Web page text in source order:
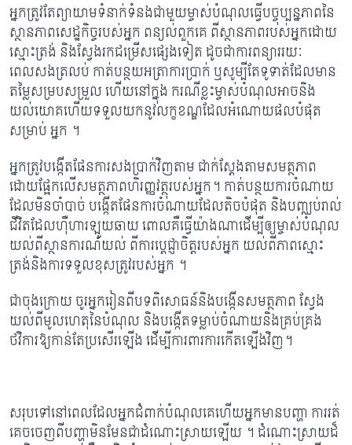
អ្នកត្រូវតែព្យាយាមទំនាក់ទំនងជាមួយម្ចាស់បំណុលធ្វើបច្ចុប្បន្នភាពនៃ
ស្ថានភាពសេដ្ឋកិច្ចរបស់អ្នក ពន្យល់ពួកគេ ពីស្ថានភាពរបស់អ្នកដោយ
ស្មោះត្រង់ និងស្វែងរកជម្រើសផ្សេងទៀត ដូចជាការពន្យាររយៈ
ពេលសងត្រលប់ កាត់បន្ថយអត្រាការប្រាក់ ឬសូម្បីតែទូទាត់ដែលមាន
តម្លៃសម្របសម្រួល ហើយនៅក្នុង ករណីខ្លះម្ចាស់បំណុលអាចនិង
យល់យោគហើយទទួលយកនូវលក្ខខណ្ឌដែលអំណោយផលបំផុត
សម្រាប់ អ្នក ។
អ្នកត្រូវបង្កើតផែនការសងប្រាក់វិញតាម ជាក់ស្តែងតាមសមត្ថភាព
ដោយផ្អែកលើសមត្ថភាពហិរញ្ញវត្ថុរបស់អ្នក។ កាត់​បន្ថយ​ការ​ចំណាយ​
ដែល​មិន​ចាំ​បាច់ បង្កើតផែនការចំណាយ​ដែលតិចបំផុត និងបញ្ឈប់រាល់
ជីវិតដែលហ៊ឺហារឡូយឆាយ ពោលគឺធ្វើយ៉ាងណាដើម្បីឲ្យម្ចាស់បំណុល
យល់ពីស្ថានការណ៍យល់ ពីការប្តេជ្ញាចិត្តរបស់អ្នក យល់ពីភាពស្មោះ
ត្រង់និងការទទួលខុសត្រូវរបស់អ្នក ។
ជា​ចុង​ក្រោយ ចូរអ្នក​រៀន​ពី​បទពិសោធន៍និងបង្កើនសមត្ថភាព ស្វែង
យល់ពីមូលហេតុនៃបំណុល និងបង្កើតទម្លាប់ចំណាយនិងគ្រប់គ្រង
ថវិការឱ្យកាន់តែប្រសើរឡើង ដើម្បីការពារការកើតឡើងវិញ។
សរុបទៅនៅពេលដែលអ្នកជំពាក់បំណុលគេហើយអ្នកមានបញ្ហា ការរត់
គេចចេញពីបញ្ហាមិនមែនជាដំណោះស្រាយឡើយ ។ ដំណោះស្រាយដ៏